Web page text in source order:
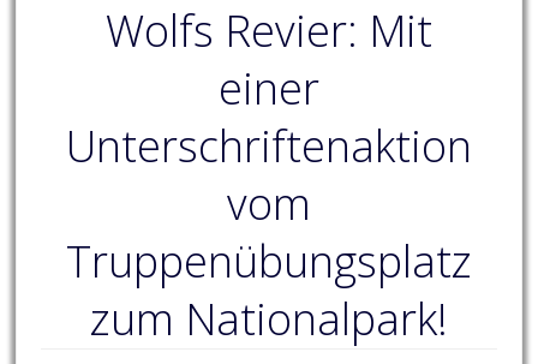
Wolfs Revier: Mit
einer
Unterschriftenaktion
vom
Truppenübungsplatz
zum Nationalpark!